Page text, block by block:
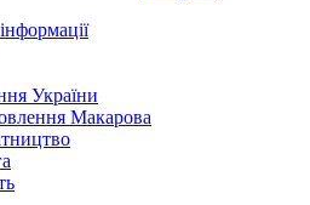
України
Макарова